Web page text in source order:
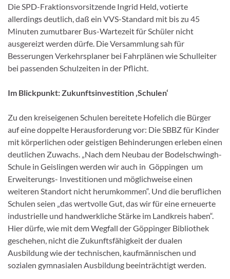
Die SPD-Fraktionsvorsitzende Ingrid Held, votierte
allerdings deutlich, daß ein VVS-Standard mit bis zu 45
Minuten zumutbarer Bus-Wartezeit für Schüler nicht
ausgereizt werden dürfe. Die Versammlung sah für
Besserungen Verkehrsplaner bei Fahrplänen wie Schulleiter
bei passenden Schulzeiten in der Pflicht.
Im Blickpunkt: Zukunftsinvestition ‚Schulen‘
Zu den kreiseigenen Schulen bereitete Hofelich die Bürger
auf eine doppelte Herausforderung vor: Die SBBZ für Kinder
mit körperlichen oder geistigen Behinderungen erleben einen
deutlichen Zuwachs. „Nach dem Neubau der Bodelschwingh-
Schule in Geislingen werden wir auch in Göppingen um
Erweiterungs- Investitionen und möglichweise einen
weiteren Standort nicht herumkommen“. Und die beruflichen
Schulen seien „das wertvolle Gut, das wir für eine erneuerte
industrielle und handwerkliche Stärke im Landkreis haben“.
Hier dürfe, wie mit dem Wegfall der Göppinger Bibliothek
geschehen, nicht die Zukunftsfähigkeit der dualen
Ausbildung wie der technischen, kaufmännischen und
sozialen gymnasialen Ausbildung beeinträchtigt werden.